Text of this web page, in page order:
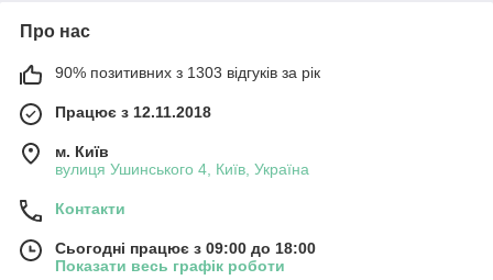
Про нас
90% позитивних з 1303 відгуків за рік
Працює з 12.11.2018
м. Київ
вулиця Ушинського 4, Київ, Україна
Контакти
Сьогодні працює з 09:00 до 18:00
Показати весь графік роботи